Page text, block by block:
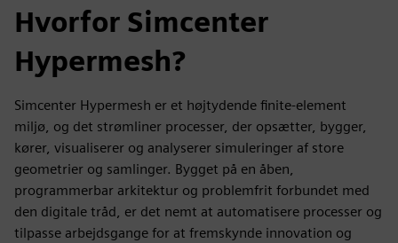
Hvorfor Simcenter
Hypermesh?
Simcenter Hypermesh er et højtydende finite-element
miljø, og det strømliner processer, der opsætter, bygger,
kører, visualiserer og analyserer simuleringer af store
geometrier og samlinger. Bygget på en åben,
programmerbar arkitektur og problemfrit forbundet med
den digitale tråd, er det nemt at automatisere processer og
tilpasse arbejdsgange for at fremskynde innovation og